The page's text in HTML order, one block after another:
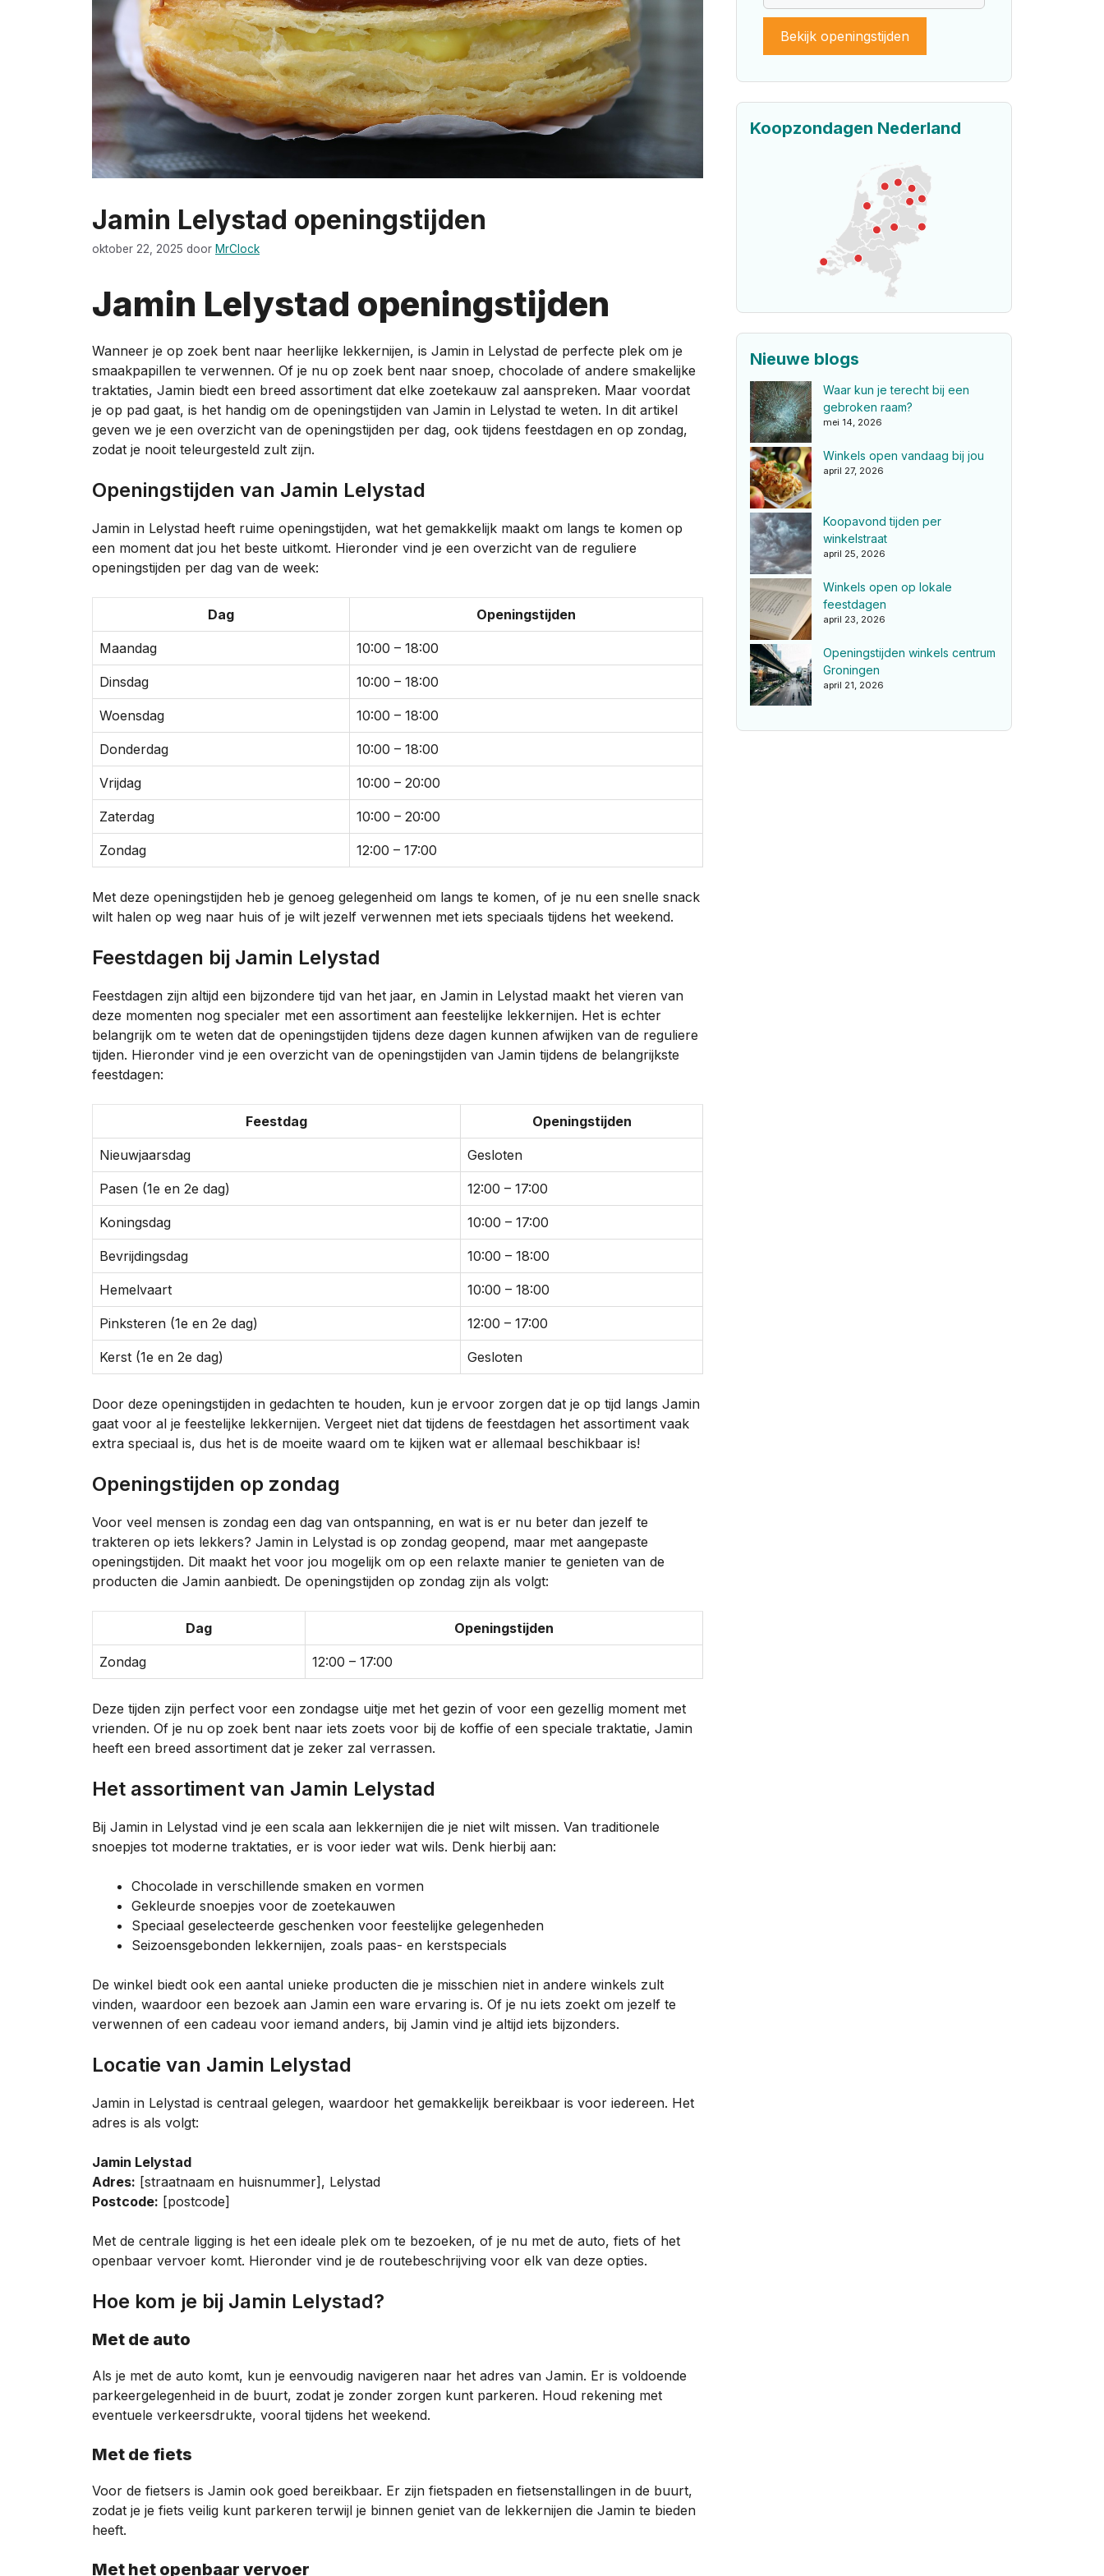
Jamin Lelystad openingstijden
oktober 22, 2025 door MrClock
Jamin Lelystad openingstijden
Wanneer je op zoek bent naar heerlijke lekkernijen, is Jamin in Lelystad de perfecte plek om je
smaakpapillen te verwennen. Of je nu op zoek bent naar snoep, chocolade of andere smakelijke
traktaties, Jamin biedt een breed assortiment dat elke zoetekauw zal aanspreken. Maar voordat
je op pad gaat, is het handig om de openingstijden van Jamin in Lelystad te weten. In dit artikel
geven we je een overzicht van de openingstijden per dag, ook tijdens feestdagen en op zondag,
zodat je nooit teleurgesteld zult zijn.
Openingstijden van Jamin Lelystad
Jamin in Lelystad heeft ruime openingstijden, wat het gemakkelijk maakt om langs te komen op
een moment dat jou het beste uitkomt. Hieronder vind je een overzicht van de reguliere
openingstijden per dag van de week:
Dag Openingstijden
Maandag 10:00 – 18:00
Dinsdag 10:00 – 18:00
Woensdag 10:00 – 18:00
Donderdag 10:00 – 18:00
Vrijdag 10:00 – 20:00
Zaterdag 10:00 – 20:00
Zondag 12:00 – 17:00
Met deze openingstijden heb je genoeg gelegenheid om langs te komen, of je nu een snelle snack
wilt halen op weg naar huis of je wilt jezelf verwennen met iets speciaals tijdens het weekend.
Feestdagen bij Jamin Lelystad
Feestdagen zijn altijd een bijzondere tijd van het jaar, en Jamin in Lelystad maakt het vieren van
deze momenten nog specialer met een assortiment aan feestelijke lekkernijen. Het is echter
belangrijk om te weten dat de openingstijden tijdens deze dagen kunnen afwijken van de reguliere
tijden. Hieronder vind je een overzicht van de openingstijden van Jamin tijdens de belangrijkste
feestdagen:
Feestdag Openingstijden
Nieuwjaarsdag Gesloten
Pasen (1e en 2e dag) 12:00 – 17:00
Koningsdag 10:00 – 17:00
Bevrijdingsdag 10:00 – 18:00
Hemelvaart 10:00 – 18:00
Pinksteren (1e en 2e dag) 12:00 – 17:00
Kerst (1e en 2e dag) Gesloten
Door deze openingstijden in gedachten te houden, kun je ervoor zorgen dat je op tijd langs Jamin
gaat voor al je feestelijke lekkernijen. Vergeet niet dat tijdens de feestdagen het assortiment vaak
extra speciaal is, dus het is de moeite waard om te kijken wat er allemaal beschikbaar is!
Openingstijden op zondag
Voor veel mensen is zondag een dag van ontspanning, en wat is er nu beter dan jezelf te
trakteren op iets lekkers? Jamin in Lelystad is op zondag geopend, maar met aangepaste
openingstijden. Dit maakt het voor jou mogelijk om op een relaxte manier te genieten van de
producten die Jamin aanbiedt. De openingstijden op zondag zijn als volgt:
Dag Openingstijden
Zondag 12:00 – 17:00
Deze tijden zijn perfect voor een zondagse uitje met het gezin of voor een gezellig moment met
vrienden. Of je nu op zoek bent naar iets zoets voor bij de koffie of een speciale traktatie, Jamin
heeft een breed assortiment dat je zeker zal verrassen.
Het assortiment van Jamin Lelystad
Bij Jamin in Lelystad vind je een scala aan lekkernijen die je niet wilt missen. Van traditionele
snoepjes tot moderne traktaties, er is voor ieder wat wils. Denk hierbij aan:
Chocolade in verschillende smaken en vormen
Gekleurde snoepjes voor de zoetekauwen
Speciaal geselecteerde geschenken voor feestelijke gelegenheden
Seizoensgebonden lekkernijen, zoals paas- en kerstspecials
De winkel biedt ook een aantal unieke producten die je misschien niet in andere winkels zult
vinden, waardoor een bezoek aan Jamin een ware ervaring is. Of je nu iets zoekt om jezelf te
verwennen of een cadeau voor iemand anders, bij Jamin vind je altijd iets bijzonders.
Locatie van Jamin Lelystad
Jamin in Lelystad is centraal gelegen, waardoor het gemakkelijk bereikbaar is voor iedereen. Het
adres is als volgt:
Jamin Lelystad
Adres: [straatnaam en huisnummer], Lelystad
Postcode: [postcode]
Met de centrale ligging is het een ideale plek om te bezoeken, of je nu met de auto, fiets of het
openbaar vervoer komt. Hieronder vind je de routebeschrijving voor elk van deze opties.
Hoe kom je bij Jamin Lelystad?
Met de auto
Als je met de auto komt, kun je eenvoudig navigeren naar het adres van Jamin. Er is voldoende
parkeergelegenheid in de buurt, zodat je zonder zorgen kunt parkeren. Houd rekening met
eventuele verkeersdrukte, vooral tijdens het weekend.
Met de fiets
Voor de fietsers is Jamin ook goed bereikbaar. Er zijn fietspaden en fietsenstallingen in de buurt,
zodat je je fiets veilig kunt parkeren terwijl je binnen geniet van de lekkernijen die Jamin te bieden
heeft.
Met het openbaar vervoer
Bekijk openingstijden
Koopzondagen Nederland
Nieuwe blogs
Waar kun je terecht bij een
gebroken raam?
mei 14, 2026
Winkels open vandaag bij jou
april 27, 2026
Koopavond tijden per
winkelstraat
april 25, 2026
Winkels open op lokale
feestdagen
april 23, 2026
Openingstijden winkels centrum
Groningen
april 21, 2026